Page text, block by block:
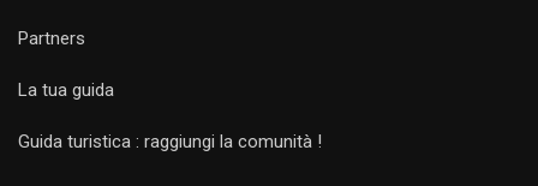
Partners
La tua guida
Guida turistica : raggiungi la comunità !